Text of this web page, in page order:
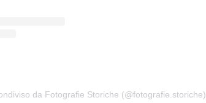
da Fotografie Storiche (@fotografie.storiche)